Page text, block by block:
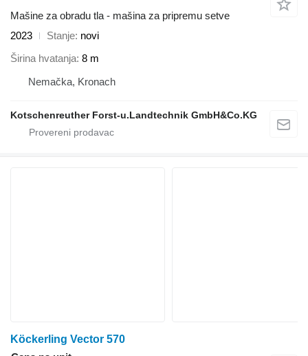
Mašine za obradu tla - mašina za pripremu setve
2023
Stanje novi
Širina hvatanja 8 m
Nemačka, Kronach
Kotschenreuther Forst-u.Landtechnik GmbH&Co.KG
Köckerling Vector 570